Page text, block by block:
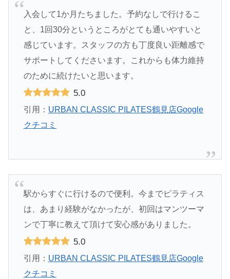
入会して1か月たちました。予約なしで行けるこ
と、1回30分というところがとても通いやすいと
感じています。スタッフの方も丁度良い距離感で
サポートしてくださいます。これからも体力維持
のために続けたいと思います。
5.0
引用： URBAN CLASSIC PILATES鶴見店Google
クチコミ
駅からすぐに行けるので便利。今までピラティス
は、あまり経験がなかったが、初回はマンツーマ
ンで丁寧に教えて頂けて安心感がありました。
5.0
引用： URBAN CLASSIC PILATES鶴見店Google
クチコミ